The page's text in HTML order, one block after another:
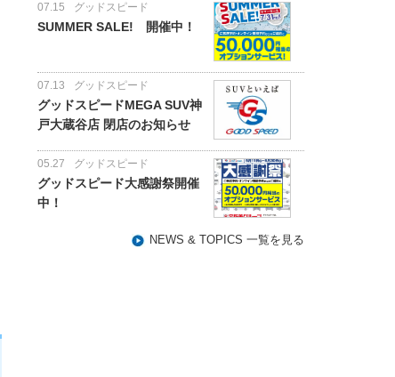
07.15 グッドスピード
SUMMER SALE! 開催中！
07.13 グッドスピード
グッドスピードMEGA SUV神
戸大蔵谷店 閉店のお知らせ
05.27 グッドスピード
グッドスピード大感謝祭開催
中！
NEWS & TOPICS 一覧を見る